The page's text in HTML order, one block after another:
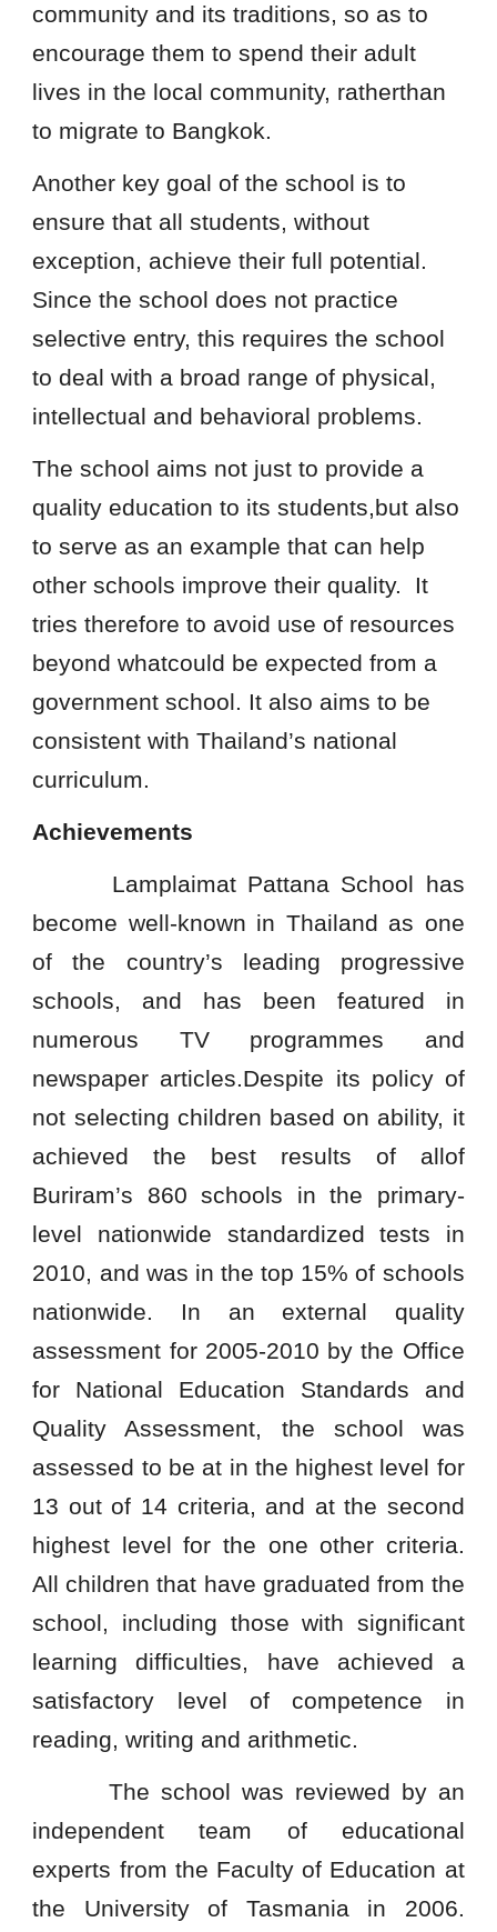
community and its traditions, so as to
encourage them to spend their adult
lives in the local community, ratherthan
to migrate to Bangkok.
Another key goal of the school is to
ensure that all students, without
exception, achieve their full potential.
Since the school does not practice
selective entry, this requires the school
to deal with a broad range of physical,
intellectual and behavioral problems.
The school aims not just to provide a
quality education to its students,but also
to serve as an example that can help
other schools improve their quality. It
tries therefore to avoid use of resources
beyond whatcould be expected from a
government school. It also aims to be
consistent with Thailand’s national
curriculum.
Achievements
Lamplaimat Pattana School has
become well-known in Thailand as one
of the country’s leading progressive
schools, and has been featured in
numerous TV programmes and
newspaper articles.Despite its policy of
not selecting children based on ability, it
achieved the best results of allof
Buriram’s 860 schools in the primary-
level nationwide standardized tests in
2010, and was in the top 15% of schools
nationwide. In an external quality
assessment for 2005-2010 by the Office
for National Education Standards and
Quality Assessment, the school was
assessed to be at in the highest level for
13 out of 14 criteria, and at the second
highest level for the one other criteria.
All children that have graduated from the
school, including those with significant
learning difficulties, have achieved a
satisfactory level of competence in
reading, writing and arithmetic.
The school was reviewed by an
independent team of educational
experts from the Faculty of Education at
the University of Tasmania in 2006.